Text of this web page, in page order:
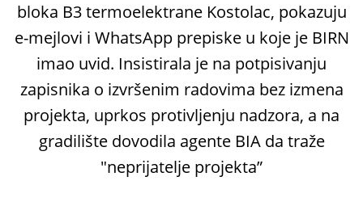
bloka B3 termoelektrane Kostolac, pokazuju
e-mejlovi i WhatsApp prepiske u koje je BIRN
imao uvid. Insistirala je na potpisivanju
zapisnika o izvršenim radovima bez izmena
projekta, uprkos protivljenju nadzora, a na
gradilište dovodila agente BIA da traže
"neprijatelje projekta”